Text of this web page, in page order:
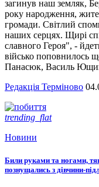
загинув наш земляк,
року народження,
громади. Світлий
наших серцях. Щирі
славного Героя", -
військо поповнилось
Панасюк, Василь
Редакція Терміново
trending_flat
Новини
Били руками та ногами,
познущались з дівчини-